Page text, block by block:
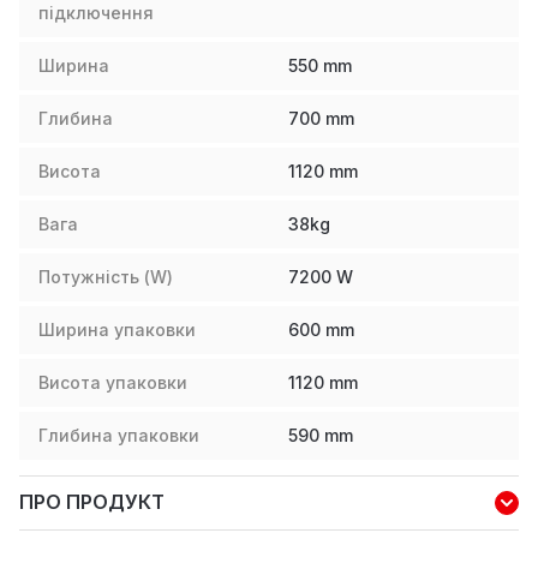
підключення
Ширина 550 mm
Глибина 700 mm
Висота 1120 mm
Вага 38kg
Потужність (W) 7200 W
Ширина упаковки 600 mm
Висота упаковки 1120 mm
Глибина упаковки 590 mm
ПРО ПРОДУКТ